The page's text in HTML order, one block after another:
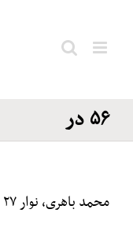
تظاهرات
۵۶ در
محمد باهری، نوار ۲۷